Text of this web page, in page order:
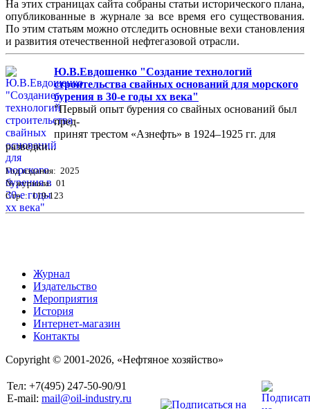
На этих страницах сайта собраны статьи исторического плана,
опубликованные в журнале за все время его существования.
По этим статьям можно отследить основные вехи становления
и развития отечественной нефтегазовой отрасли.
Ю.В.Евдошенко "Создание технологий
строительства свайных оснований для морского
бурения в 30-е годы хх века"
"Первый опыт бурения со свайных оснований был
пред-
принят трестом «Азнефть» в 1924–1925 гг. для
разведки...
Год издания: 2025
№ журнала: 01
Стр. : 119-123
Журнал
Издательство
Мероприятия
История
Интернет-магазин
Контакты
Copyright © 2001-2026, «Нефтяное хозяйство»
Тел: +7(495) 247-50-90/91
E-mail: mail@oil-industry.ru